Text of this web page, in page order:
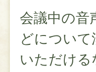
会議中の音
どについ
いただける